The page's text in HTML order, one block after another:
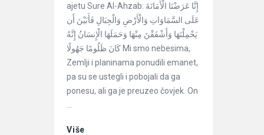
ajetu Sure Al-Ahzab: إِنَّا عَرَضْنَا الْأَمَانَةَ
عَلَى السَّمَاوَاتِ وَالْأَرْضِ وَالْجِبَالِ فَأَبَيْنَ أَن
يَحْمِلْنَهَا وَأَشْفَقْنَ مِنْهَا وَحَمَلَهَا الْإِنسَانُ إِنَّهُ
كَانَ ظَلُومًا جَهُولًا Mi smo nebesima,
Zemlji i planinama ponudili emanet,
pa su se ustegli i pobojali da ga
ponesu, ali ga je preuzeo čovjek. On
Više